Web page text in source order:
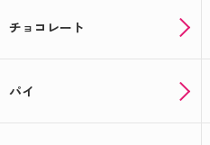
チョコレート
パイ